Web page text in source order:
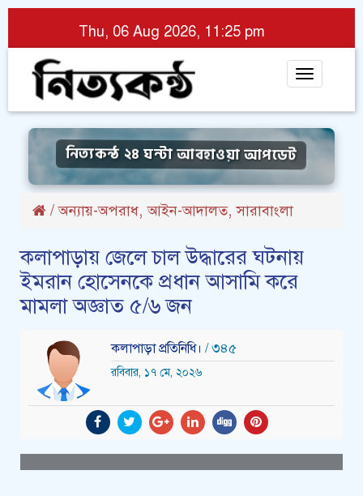
Thu, 06 Aug 2026, 11:25 pm
Toggle
নিত্যকন্ঠ ২৪ ঘন্টা আবহাওয়া আপডেট
/অন্যায়-অপরাধ,আইন-আদালত,সারাবাংলা
কলাপাড়ায় জেলে চাল উদ্ধারের ঘটনায়
ইমরান হোসেনকে প্রধান আসামি করে
মামলা অজ্ঞাত ৫/৬ জন
কলাপাড়া প্রতিনিধি। / ৩৪৫
রবিবার, ১৭ মে, ২০২৬